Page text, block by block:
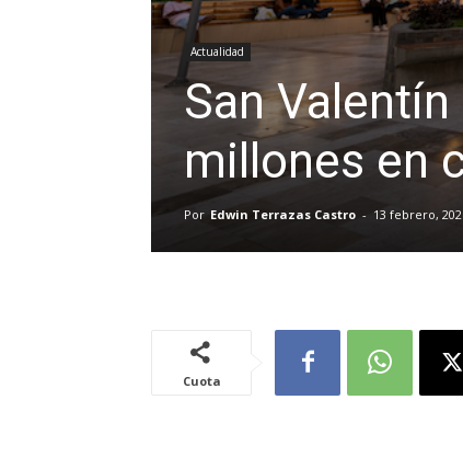
Actualidad
San
millones en
Por Edwin Terrazas Castro - 13 febrero,
Cuota